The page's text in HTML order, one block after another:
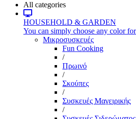
All categories
HOUSEHOLD & GARDEN
You can simply choose any color
Μικροσυσκευές
Fun Cooking
/
Πρωινό
/
Σκούπες
/
Συσκευές Μαγειρικής
/